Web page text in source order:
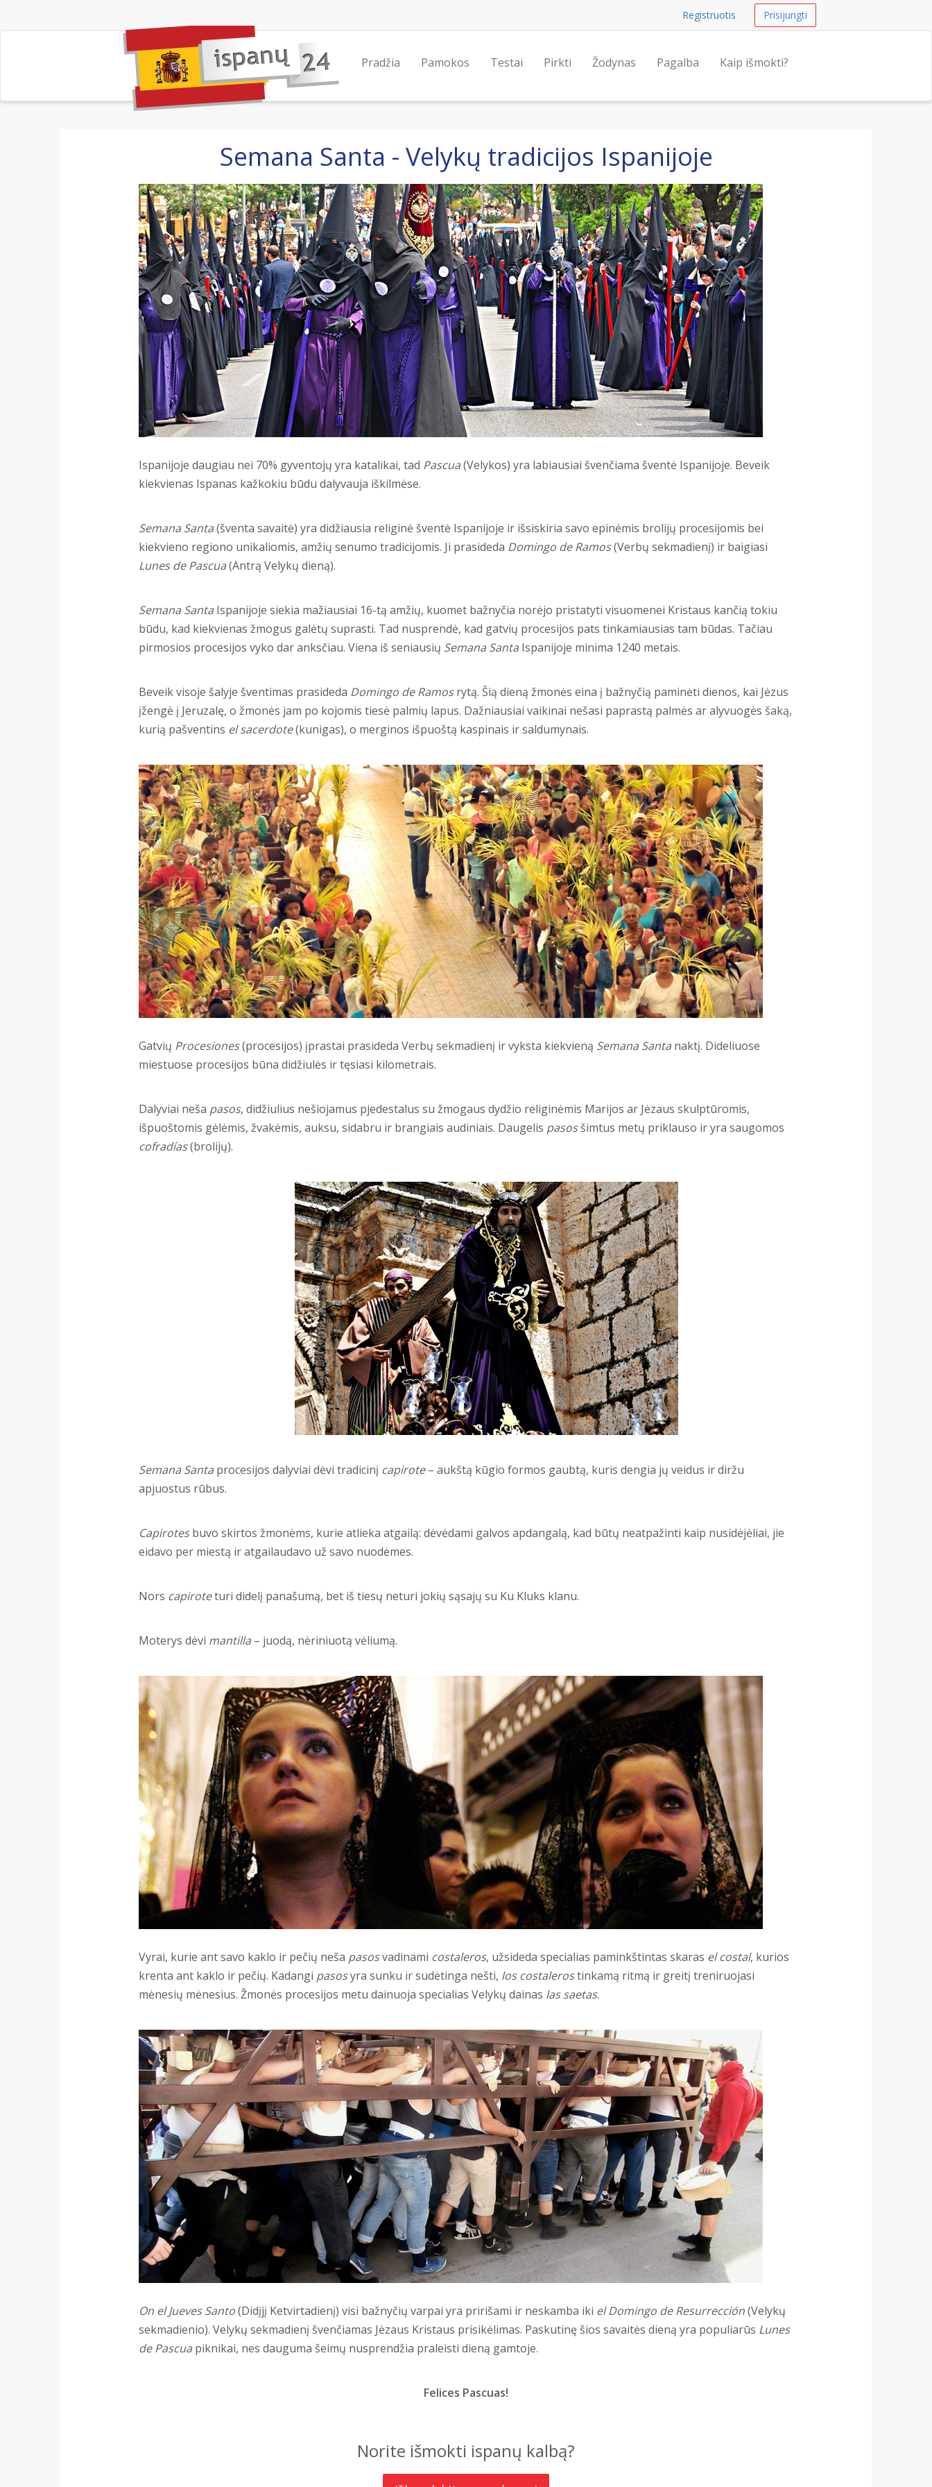
Registruotis Prisijungti
Pradžia Pamokos Testai Pirkti Žodynas Pagalba Kaip išmokti?
Semana Santa - Velykų tradicijos Ispanijoje
Ispanijoje daugiau nei 70% gyventojų yra katalikai, tad Pascua(Velykos) yra labiausiai švenčiama šventė Ispanijoje. Beveik
kiekvienas Ispanas kažkokiu būdu dalyvauja iškilmėse.
Semana Santa(šventa savaitė) yra didžiausia religinė šventė Ispanijoje ir išsiskiria savo epinėmis brolijų procesijomis bei
kiekvieno regiono unikaliomis, amžių senumo tradicijomis. Ji prasideda Domingo de Ramos(Verbų sekmadienį) ir baigiasi
Lunes de Pascua(Antrą Velykų dieną).
Semana SantaIspanijoje siekia mažiausiai 16-tą amžių, kuomet bažnyčia norėjo pristatyti visuomenei Kristaus kančią tokiu
būdu, kad kiekvienas žmogus galėtų suprasti. Tad nusprendė, kad gatvių procesijos pats tinkamiausias tam būdas. Tačiau
pirmosios procesijos vyko dar anksčiau. Viena iš seniausių Semana SantaIspanijoje minima 1240 metais.
Beveik visoje šalyje šventimas prasideda Domingo de Ramosrytą. Šią dieną žmonės eina į bažnyčią paminėti dienos, kai Jėzus
įžengė į Jeruzalę, o žmonės jam po kojomis tiesė palmių lapus. Dažniausiai vaikinai nešasi paprastą palmės ar alyvuogės šaką,
kurią pašventins el sacerdote(kunigas), o merginos išpuoštą kaspinais ir saldumynais.
Gatvių Procesiones(procesijos) įprastai prasideda Verbų sekmadienį ir vyksta kiekvieną Semana Santanaktį. Dideliuose
miestuose procesijos būna didžiulės ir tęsiasi kilometrais.
Dalyviai neša pasos, didžiulius nešiojamus pjedestalus su žmogaus dydžio religinėmis Marijos ar Jėzaus skulptūromis,
išpuoštomis gėlėmis, žvakėmis, auksu, sidabru ir brangiais audiniais. Daugelis pasosšimtus metų priklauso ir yra saugomos
cofradías(brolijų).
Semana Santaprocesijos dalyviai dėvi tradicinį capirote– aukštą kūgio formos gaubtą, kuris dengia jų veidus ir diržu
apjuostus rūbus.
Capirotesbuvo skirtos žmonėms, kurie atlieka atgailą: dėvėdami galvos apdangalą, kad būtų neatpažinti kaip nusidėjėliai, jie
eidavo per miestą ir atgailaudavo už savo nuodėmes.
Nors capiroteturi didelį panašumą, bet iš tiesų neturi jokių sąsajų su Ku Kluks klanu.
Moterys dėvi mantilla– juodą, nėriniuotą vėliumą.
Vyrai, kurie ant savo kaklo ir pečių neša pasosvadinami costaleros, užsideda specialias paminkštintas skaras el costal, kurios
krenta ant kaklo ir pečių. Kadangi pasosyra sunku ir sudėtinga nešti, los costalerostinkamą ritmą ir greitį treniruojasi
mėnesių mėnesius. Žmonės procesijos metu dainuoja specialias Velykų dainas las saetas.
On el Jueves Santo(Didįjį Ketvirtadienį) visi bažnyčių varpai yra pririšami ir neskamba iki el Domingo de Resurrección(Velykų
sekmadienio). Velykų sekmadienį švenčiamas Jėzaus Kristaus prisikėlimas. Paskutinę šios savaitės dieną yra populiarūs Lunes
de Pascuapiknikai, nes dauguma šeimų nusprendžia praleisti dieną gamtoje.
Felices Pascuas!
Norite išmokti ispanų kalbą?